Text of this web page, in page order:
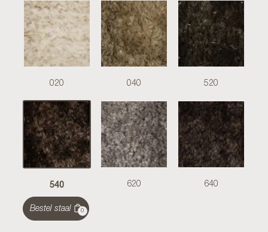
020 040 520
540 620 640
Bestel staal 0